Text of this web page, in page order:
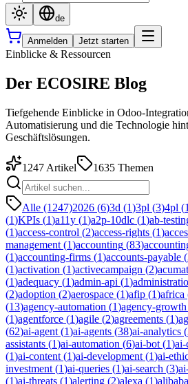
de
Anmelden Jetzt starten
Einblicke & Ressourcen
Der ECOSIRE Blog
Tiefgehende Einblicke in Odoo-
Automatisierung und die Technologie
Geschäftslösungen.
1247 Artikel 1635 Themen
Alle (1247)2026 (6)3d (1)3pl (3)4pl (1
(1)KPIs (1)a11y (1)a2p-10dlc (1)ab-
(1)access-control (2)access-rights (1)
management (1)accounting (83)
(1)accounting-firms (1)accounts-payable (
(1)activation (1)activecampaign (2)
(1)adequacy (1)admin-api (1)
(2)adoption (2)aerospace (1)afip (1)africa
(13)agency-automation (1)agency-growth
(1)agentforce (1)agile (2)agreements (1)
(62)ai-agent (1)ai-agents (38)ai-analytics (
assistants (1)ai-automation (6)ai-bot (1)ai-
(1)ai-content (1)ai-development (1)ai-
investment (1)ai-queries (1)ai-search (3)
(1)ai-threats (1)alerting (2)alexa (1)alibaba